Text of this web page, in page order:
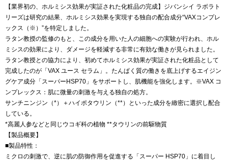
【業界初の、ホルミシス効果が実証された化粧品の完成】ジバンシイ ラボラト
リーズは研究の結果、ホルミシス効果を実現する独自の配合成分“VAXコンプレ
ックス（※）”を特定しました。
ラタン教授の監修のもと、この成分を用いた人の細胞への実験が行われ、ホル
ミシスの効果により、ダメージを軽減する非常に有効な働きが見られました。
ラタン教授との協力により、初めてホルミシス効果が実証された化粧品として
完成したのが「VAX ユース セラム」。たんぱく質の働きを底上げするエイジン
グケア成分「スーパーHSP70」をサポートし、肌機能を強化します。※VAX コ
ンプレックス：肌に微量の刺激を与える独自の処方。
サンチニンジン（*）＋ハイポタウリン（**）といった成分を緻密に選択し配合
している。
*高麗人参などと同じウコギ科の植物 **タウリンの前駆物質
【製品概要】
■製品特性：
ミクロの刺激で、逆に肌の防御作用を促進する「スーパー HSP70」に着目し